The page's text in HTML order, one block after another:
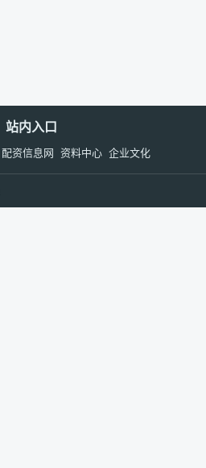
站内入口
配资信息网 资料中心 企业文化